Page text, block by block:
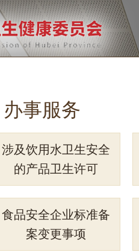
办事服务
涉及饮用水卫生安全
的产品卫生许可
食品安全企业标准备
案变更事项